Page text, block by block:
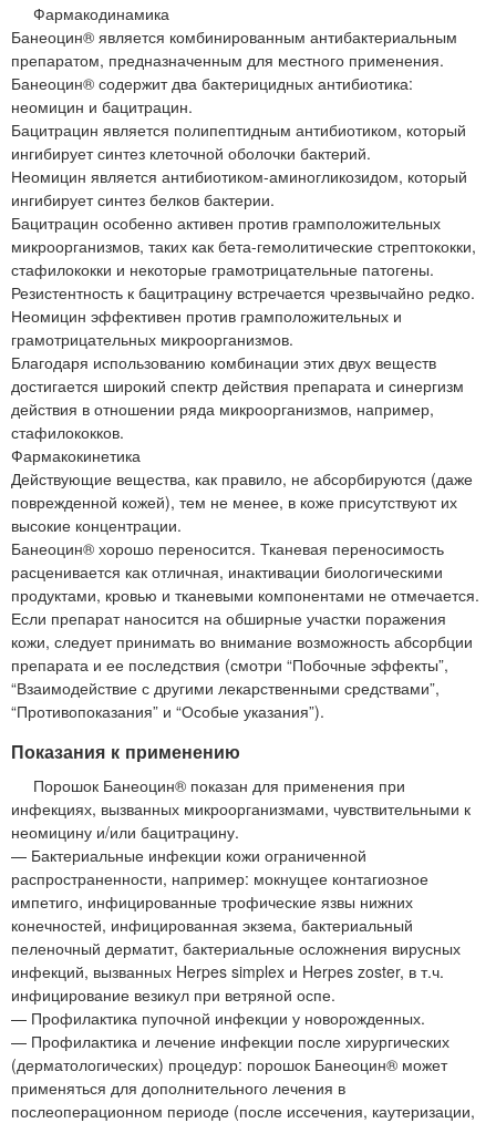
Фармакодинамика
Банеоцин® является комбинированным антибактериальным
препаратом, предназначенным для местного применения.
Банеоцин® содержит два бактерицидных антибиотика:
неомицин и бацитрацин.
Бацитрацин является полипептидным антибиотиком, который
ингибирует синтез клеточной оболочки бактерий.
Неомицин является антибиотиком-аминогликозидом, который
ингибирует синтез белков бактерии.
Бацитрацин особенно активен против грамположительных
микроорганизмов, таких как бета-гемолитические стрептококки,
стафилококки и некоторые грамотрицательные патогены.
Резистентность к бацитрацину встречается чрезвычайно редко.
Неомицин эффективен против грамположительных и
грамотрицательных микроорганизмов.
Благодаря использованию комбинации этих двух веществ
достигается широкий спектр действия препарата и синергизм
действия в отношении ряда микроорганизмов, например,
стафилококков.
Фармакокинетика
Действующие вещества, как правило, не абсорбируются (даже
поврежденной кожей), тем не менее, в коже присутствуют их
высокие концентрации.
Банеоцин® хорошо переносится. Тканевая переносимость
расценивается как отличная, инактивации биологическими
продуктами, кровью и тканевыми компонентами не отмечается.
Если препарат наносится на обширные участки поражения
кожи, следует принимать во внимание возможность абсорбции
препарата и ее последствия (смотри “Побочные эффекты”,
“Взаимодействие с другими лекарственными средствами”,
“Противопоказания” и “Особые указания”).
Показания к применению
Порошок Банеоцин® показан для применения при
инфекциях, вызванных микроорганизмами, чувствительными к
неомицину и/или бацитрацину.
— Бактериальные инфекции кожи ограниченной
распространенности, например: мокнущее контагиозное
импетиго, инфицированные трофические язвы нижних
конечностей, инфицированная экзема, бактериальный
пеленочный дерматит, бактериальные осложнения вирусных
инфекций, вызванных Herpes simplex и Herpes zoster, в т.ч.
инфицирование везикул при ветряной оспе.
— Профилактика пупочной инфекции у новорожденных.
— Профилактика и лечение инфекции после хирургических
(дерматологических) процедур: порошок Банеоцин® может
применяться для дополнительного лечения в
послеоперационном периоде (после иссечения, каутеризации,